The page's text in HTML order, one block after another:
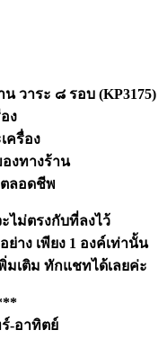
วาระ ๘ รอบ (KP3175)
ง
ครื่อง
งทางร้าน
ลอดชีพ
ไม่ตรงกับที่ลงไว้
าง เพียง 1 องค์เท่านั้น
มเติม ทักแชทได้เลยค่ะ
-อาทิตย์